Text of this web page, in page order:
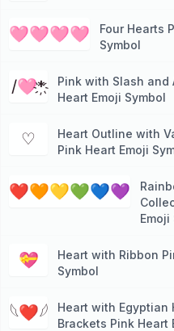
🩷🩷🩷🩷
Four Hearts
Symbol
/🩷*҉
Pink with Slash and
Heart Emoji Symbol
♡︎
Heart Outline with
Pink Heart Emoji
❤️🧡💛💚💙💜
Emoji
💝
Heart with Ribbon
Symbol
𓆩❤︎𓆪
Heart with Egyptian
Brackets Pink Heart